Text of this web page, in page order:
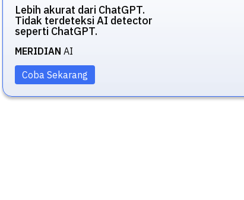
Lebih akurat dari ChatGPT.
Tidak terdeteksi AI detector
seperti ChatGPT.
MERIDIAN AI
Coba Sekarang